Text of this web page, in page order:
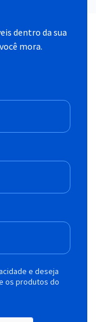
dentro da sua
mora.
e deseja
os produtos do